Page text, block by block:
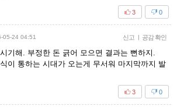
0
3
05-24 04:51 신고 | 공감 확인
기해. 부정한 돈 긁어 모으면 결과는 뻔하지.
이 통하는 시대가 오는게 무서워 마지막까지 발
0
3